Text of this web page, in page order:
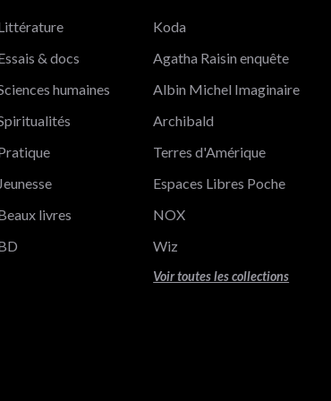
& docs
humaines
Jeunesse
livres
Koda
Agatha Raisin enquête
Albin Michel Imaginaire
Archibald
Terres d'Amérique
Espaces Libres Poche
NOX
Wiz
Voir toutes les collections